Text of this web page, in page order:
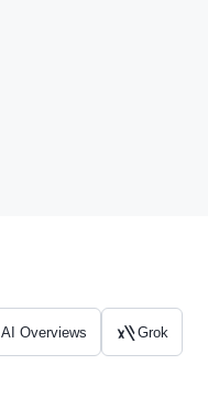
AI Overviews Grok